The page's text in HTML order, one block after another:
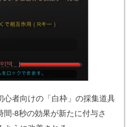
心者向けの「白枠」の採集道具
-8秒の効果が新たに付与さ